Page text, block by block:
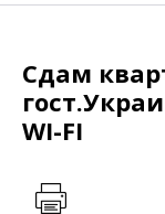
Сдам
WI-FI